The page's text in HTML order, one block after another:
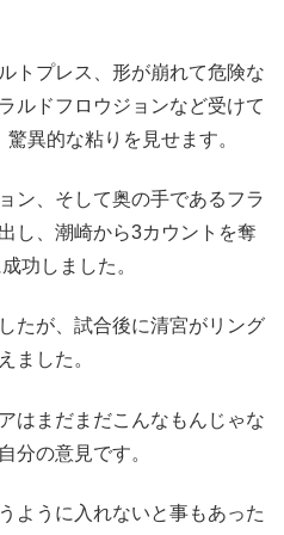
トプレス、形が崩れて危険な
ルドフロウジョンなど受けて
異的な粘りを見せます。
ン、そして奥の手であるフラ
し、潮崎から3カウントを奪
功しました。
たが、試合後に清宮がリング
ました。
はまだまだこんなもんじゃな
分の意見です。
ように入れないと事もあった